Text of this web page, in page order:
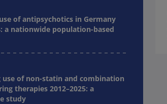
of antipsychotics in Germany
a nationwide population-based
use of non-statin and combination
therapies 2012–2025: a
study